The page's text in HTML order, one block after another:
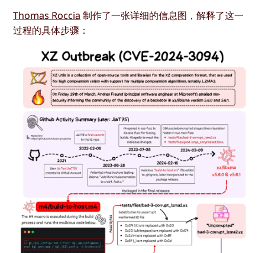
Thomas Roccia 制作了一张详细的信息图，解释了这一
过程的具体步骤：